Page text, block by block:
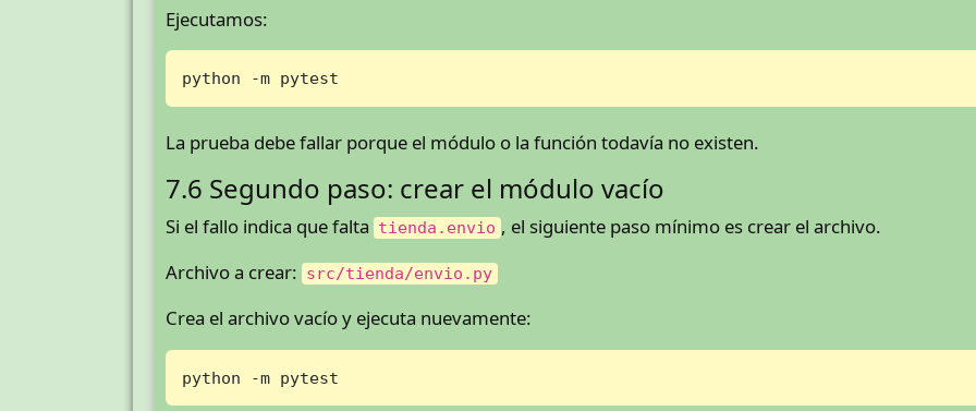
Ejecutamos:
python -m pytest
La prueba debe fallar porque el módulo o la función todavía no existen.
7.6 Segundo paso: crear el módulo vacío
Si el fallo indica que falta tienda.envio , el siguiente paso mínimo es crear el archivo.
Archivo a crear: src/tienda/envio.py
Crea el archivo vacío y ejecuta nuevamente:
python -m pytest